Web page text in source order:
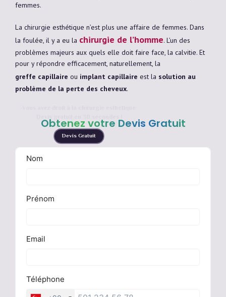
Devis gratuit en 30 secondes !
Devis Gratuit
femmes.
La chirurgie esthétique n’est plus une affaire de femmes. Dans
la foulée, il y a eu la chirurgie de l’homme. L’un des
problèmes majeurs aux quels elle doit faire face, la calvitie. Et
pour y répondre efficacement, naturellement, la
greffe capillaire ou implant capillaire est la solution au
problème de la perte des cheveux.
Obtenez votre Devis Gratuit